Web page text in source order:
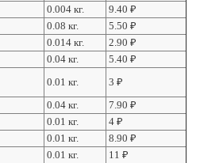
0.004 кг. 9.40 ₽
0.08 кг. 5.50 ₽
0.014 кг. 2.90 ₽
0.04 кг. 5.40 ₽
0.01 кг. 3 ₽
0.04 кг. 7.90 ₽
0.01 кг. 4 ₽
0.01 кг. 8.90 ₽
0.01 кг. 11 ₽